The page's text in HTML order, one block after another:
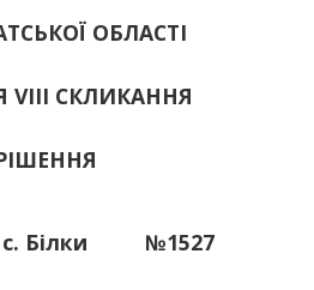
ОБЛАСТІ
VIII СКЛИКАННЯ
с. Білки №1527